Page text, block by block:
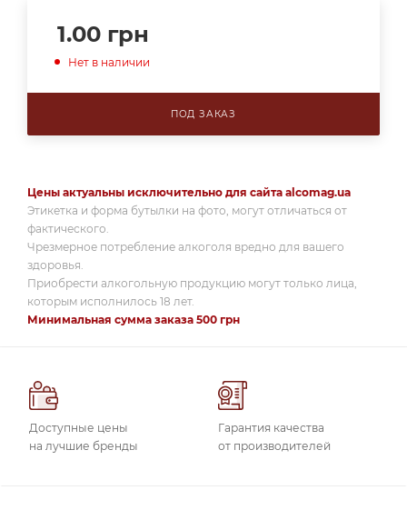
1.00 грн
Нет в наличии
ПОД ЗАКАЗ
Цены актуальны исключительно для сайта alcomag.ua
Этикетка и форма бутылки на фото, могут отличаться от
фактического.
Чрезмерное потребление алкоголя вредно для вашего
здоровья.
Приобрести алкогольную продукцию могут только лица,
которым исполнилось 18 лет.
Минимальная сумма заказа 500 грн
Доступные цены
на лучшие бренды
Гарантия качества
от производителей